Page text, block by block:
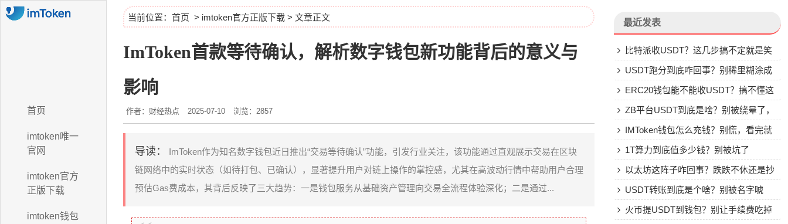
首页
imtoken唯一
官网
imtoken官方
正版下载
imtoken钱包
当前位置： 首页 > imtoken官方正版下载 > 文章正文
ImToken首款等待确认，解析数字钱包新功能背后的意义与
影响
作者：财经热点 2025-07-10 浏览：2857
导读：
ImToken作为知名数字钱包近日推出“交易等待确认”功能，引发行业关注，该功能通过直观展示交易在区块
链网络中的实时状态（如待打包、已确认），显著提升用户对链上操作的掌控感，尤其在高波动行情中帮助用户合理
预估Gas费成本，其背后反映了三大趋势：一是钱包服务从基础资产管理向交易全流程体验深化；二是通过...
最近发表
比特派收USDT？这几步搞不定就是笑
话USDT跑分到底咋回事？别稀里糊涂成
了帮凶
ERC20钱包能不能收USDT？搞不懂这
些别乱转
ZB平台USDT到底是啥？别被绕晕了，
说点大实话
IMToken钱包怎么充钱？别慌，看完就
会1T算力到底值多少钱？别被坑了
以太坊这阵子咋回事？跌跌不休还是抄
底机会？
USDT转账到底是个啥？别被名字唬
住，一文说透
火币提USDT到钱包？别让手续费吃掉